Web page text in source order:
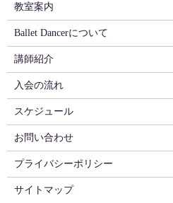
教室案内
Ballet Dancerについて
講師紹介
入会の流れ
スケジュール
お問い合わせ
プライバシーポリシー
サイトマップ